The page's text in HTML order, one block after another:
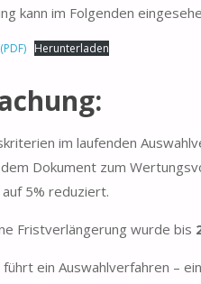
kann im Folgenden
Herunterladen
im laufenden
Dokument zum
5% reduziert.
Fristverlängerung wurde bis
führt ein Auswahlverfahren –